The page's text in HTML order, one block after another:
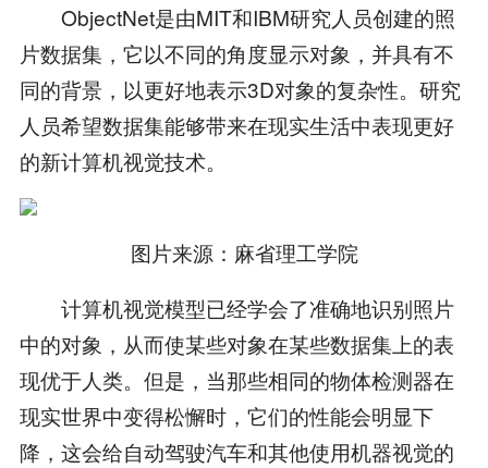
ObjectNet是由MIT和IBM研究人员创建的照
片数据集，它以不同的角度显示对象，并具有不
同的背景，以更好地表示3D对象的复杂性。研究
人员希望数据集能够带来在现实生活中表现更好
的新计算机视觉技术。
图片来源：麻省理工学院
计算机视觉模型已经学会了准确地识别照片
中的对象，从而使某些对象在某些数据集上的表
现优于人类。但是，当那些相同的物体检测器在
现实世界中变得松懈时，它们的性能会明显下
降，这会给自动驾驶汽车和其他使用机器视觉的